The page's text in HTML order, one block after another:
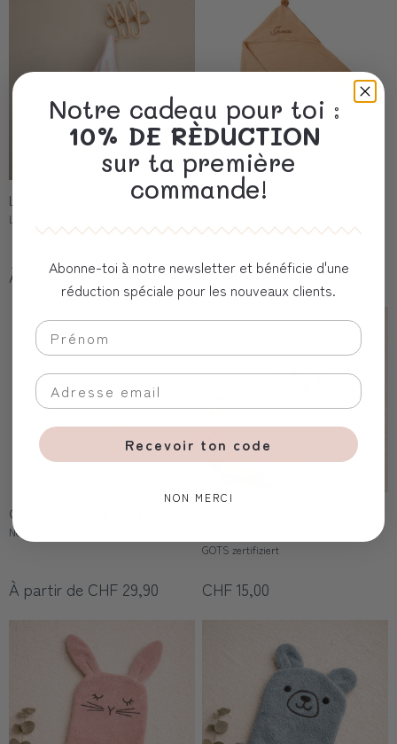
Linge ࠠ capuche, rose Gingham
Love Kids
À partir de CHF 34,90
Cape de bain, camel
À partir de CHF 29,90
Cape de bain, green tea
Nobodinoz
À partir de CHF 29,90
GOTS zertifiziert
CHF 15,00
Notre cadeau pour toi :
10% DE RÈDUCTION
sur ta première
commande!
Abonne-toi à notre newsletter et bénéficie d'une
réduction spéciale pour les nouveaux clients.
Recevoir ton code
NON MERCI